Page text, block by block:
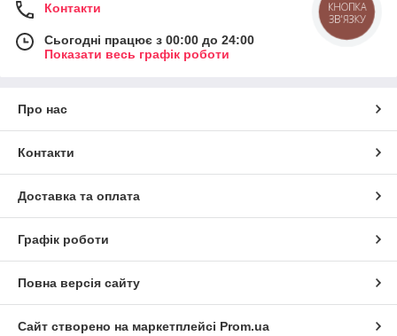
Контакти
Сьогодні працює з 00:00 до 24:00
Показати весь графік роботи
Про нас
Контакти
Доставка та оплата
Графік роботи
Повна версія сайту
Сайт створено на маркетплейсі Prom.ua
КНОПКА
ЗВ'ЯЗКУ